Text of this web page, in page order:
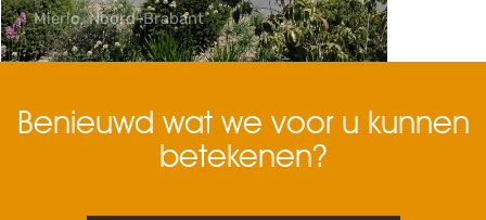
Mierlo, Noord-Brabant
Benieuwd wat we voor u kunnen
betekenen?